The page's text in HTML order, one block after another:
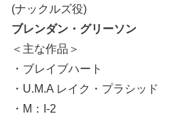
(ナックルズ役)
ブレンダン・グリーソン
＜主な作品＞
・ブレイブハート
・U.M.A レイク・プラシッド
・M：I-2